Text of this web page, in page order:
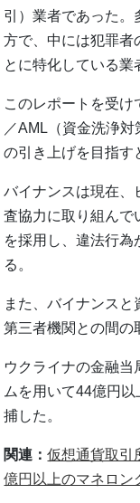
引）業者であった。
方で、中には犯罪者
とに特化している業
このレポートを受け
／AML（資金洗浄
の引き上げを目指す
バイナンスは現在、
査協力に取り組んで
を採用し、違法行為
る。
また、バイナンス
第三者機関との間の
ウクライナの金融当
ムを用いて44億円
捕した。
関連：仮想通貨取引
億円以上のマネロン